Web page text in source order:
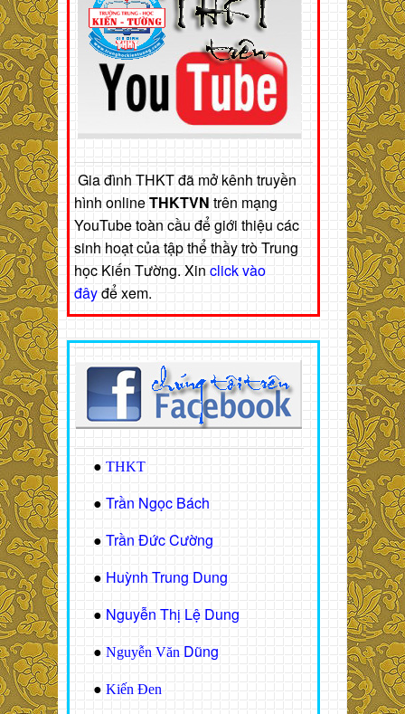
Gia đình THKT đã mở kênh truyền
hình onlineTHKTVN trên mạng
YouTube toàn cầu để giới thiệu các
sinh hoạt của tập thể thầy trò Trung
học Kiến Tường. Xin click vào
đâyđể xem.
● THKT
● Trần Ngọc Bách
● Trần Đức Cường
● Huỳnh Trung Dung
● Nguyễn Thị Lệ Dung
● Nguyễn Văn Dũng
● Kiến Đen